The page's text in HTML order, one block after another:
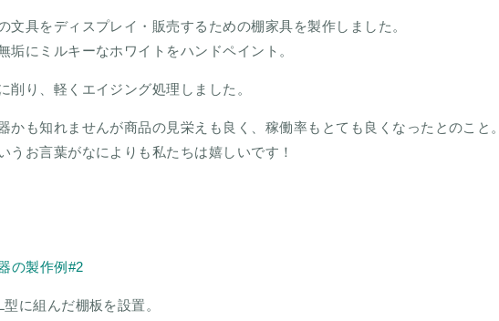
文具をディスプレイ・販売するための棚家具を製作しました。
垢にミルキーなホワイトをハンドペイント。
削り、軽くエイジング処理しました。
かも知れませんが商品の見栄えも良く、稼働率もとても良くなったとのこと。
うお言葉がなによりも私たちは嬉しいです！
型に組んだ棚板を設置。